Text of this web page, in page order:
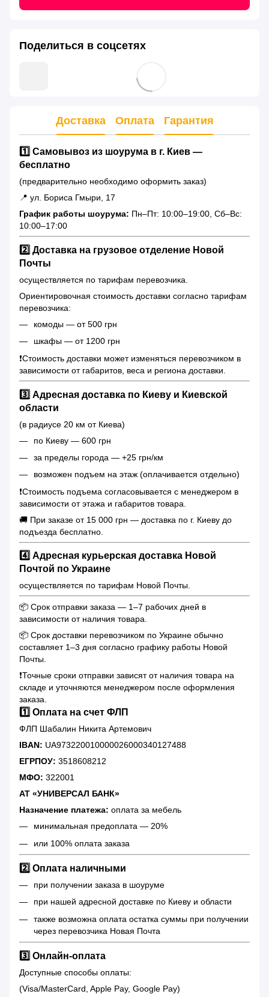
Поделиться в соцсетях
Доставка Оплата Гарантия
1️⃣ Самовывоз из шоурума в г. Киев —
бесплатно
(предварительно необходимо оформить заказ)
📍 ул. Бориса Гмыри, 17
График работы шоурума: Пн–Пт: 10:00–19:00, Сб–Вс:
10:00–17:00
2️⃣ Доставка на грузовое отделение Новой
Почты
осуществляется по тарифам перевозчика.
Ориентировочная стоимость доставки согласно тарифам
перевозчика:
комоды — от 500 грн
шкафы — от 1200 грн
❗️Стоимость доставки может изменяться перевозчиком в
зависимости от габаритов, веса и региона доставки.
3️⃣ Адресная доставка по Киеву и Киевской
области
(в радиусе 20 км от Киева)
по Киеву — 600 грн
за пределы города — +25 грн/км
возможен подъем на этаж (оплачивается отдельно)
❗️Стоимость подъема согласовывается с менеджером в
зависимости от этажа и габаритов товара.
🚚 При заказе от 15 000 грн — доставка по г. Киеву до
подъезда бесплатно.
4️⃣ Адресная курьерская доставка Новой
Почтой по Украине
осуществляется по тарифам Новой Почты.
📦 Срок отправки заказа — 1–7 рабочих дней в
зависимости от наличия товара.
📦 Срок доставки перевозчиком по Украине обычно
составляет 1–3 дня согласно графику работы Новой
Почты.
❗️Точные сроки отправки зависят от наличия товара на
складе и уточняются менеджером после оформления
заказа.
1️⃣ Оплата на счет ФЛП
ФЛП Шабалин Никита Артемович
IBAN: UA973220010000026000340127488
ЕГРПОУ: 3518608212
МФО: 322001
АТ «УНИВЕРСАЛ БАНК»
Назначение платежа: оплата за мебель
минимальная предоплата — 20%
или 100% оплата заказа
2️⃣ Оплата наличными
при получении заказа в шоуруме
при нашей адресной доставке по Киеву и области
также возможна оплата остатка суммы при получении
через перевозчика Новая Почта
3️⃣ Онлайн-оплата
Доступные способы оплаты:
(Visa/MasterCard, Apple Pay, Google Pay)